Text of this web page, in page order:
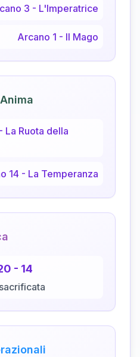
3 - L'Imperatrice
Arcano 1 - Il Mago
- La Ruota della
14 - La Temperanza
- 14